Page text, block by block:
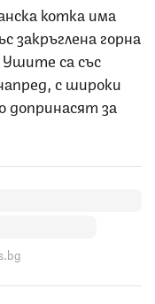
котка има
закръглена горна
Ушите са със
с широки
допринасят за